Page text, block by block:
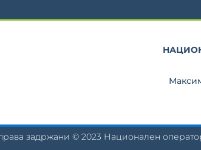
задржани © 2023 Национален